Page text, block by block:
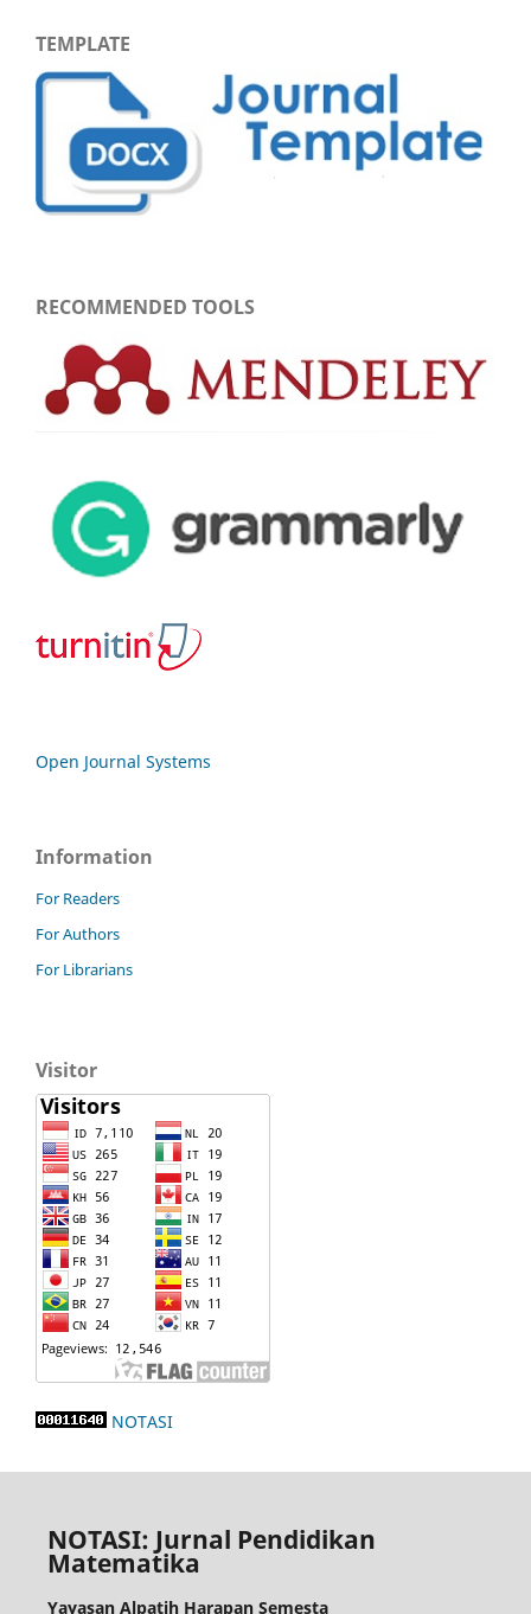
TEMPLATE
RECOMMENDED TOOLS
Open Journal Systems
Information
For Readers
For Authors
For Librarians
Visitor
NOTASI
NOTASI: Jurnal Pendidikan
Matematika
Yayasan Alpatih Harapan Semesta